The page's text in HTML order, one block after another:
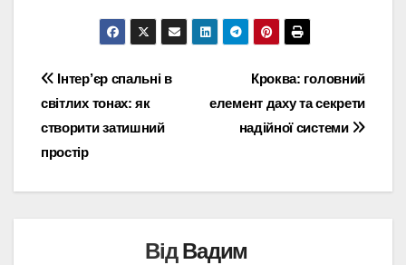
Навігація
записів
Кроква: головний
елемент даху та секрети
надійної системи
Інтер’єр спальні в
світлих тонах: як
створити затишний
простір
ВідВадим